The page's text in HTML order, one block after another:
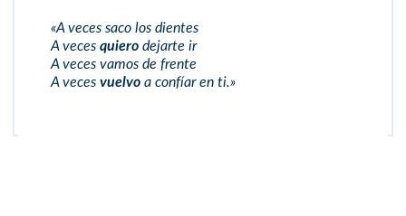
«A veces saco los dientes
A veces quiero dejarte ir
A veces vamos de frente
A veces vuelvo a confíar en ti.»